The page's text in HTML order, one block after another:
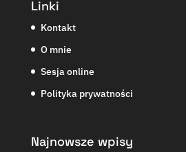
Linki
Kontakt
O mnie
Sesja online
Polityka prywatności
Najnowsze wpisy